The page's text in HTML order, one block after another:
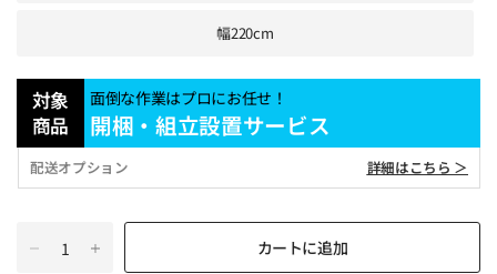
幅220cm
対象
商品
面倒な作業はプロにお任せ！
開梱・組立設置サービス
配送オプション 詳細はこちら ＞
カートに追加